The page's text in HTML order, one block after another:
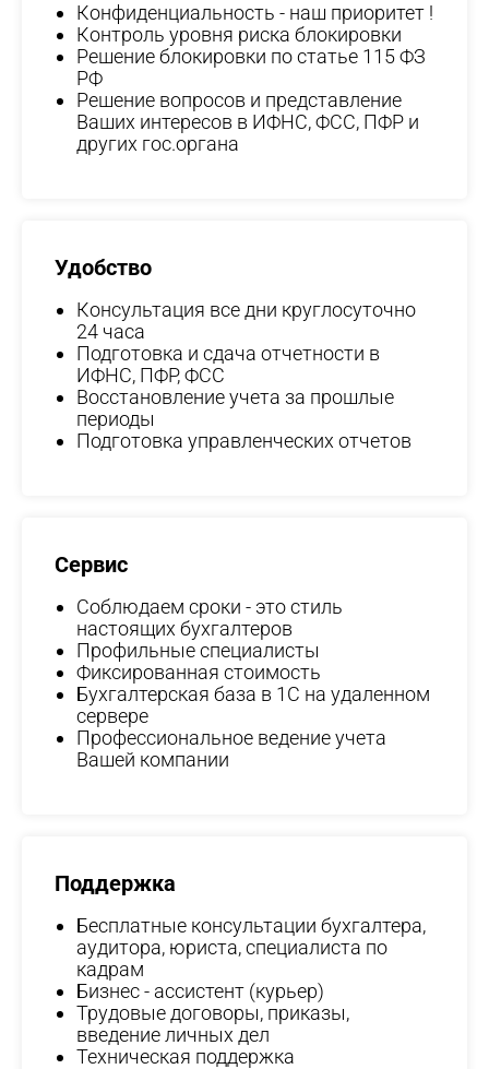
Конфиденциальность - наш приоритет !
Контроль уровня риска блокировки
Решение блокировки по статье 115 ФЗ
РФ
Решение вопросов и представление
Ваших интересов в ИФНС, ФСС, ПФР и
других гос.органа
Удобство
Консультация все дни круглосуточно
24 часа
Подготовка и сдача отчетности в
ИФНС, ПФР, ФСС
Восстановление учета за прошлые
периоды
Подготовка управленческих отчетов
Сервис
Соблюдаем сроки - это стиль
настоящих бухгалтеров
Профильные специалисты
Фиксированная стоимость
Бухгалтерская база в 1С на удаленном
сервере
Профессиональное ведение учета
Вашей компании
Поддержка
Бесплатные консультации бухгалтера,
аудитора, юриста, специалиста по
кадрам
Бизнес - ассистент (курьер)
Трудовые договоры, приказы,
введение личных дел
Техническая поддержка